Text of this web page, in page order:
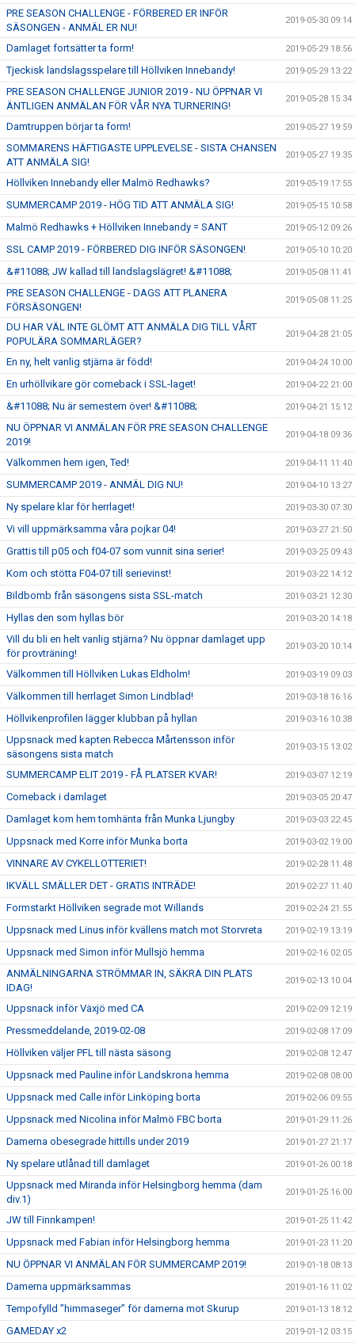
PRE SEASON CHALLENGE - FÖRBERED ER INFÖR
SÄSONGEN - ANMÄL ER NU!
2019-05-30 09:14
Damlaget fortsätter ta form! 2019-05-29 18:56
Tjeckisk landslagsspelare till Höllviken Innebandy! 2019-05-29 13:22
PRE SEASON CHALLENGE JUNIOR 2019 - NU ÖPPNAR VI
ÄNTLIGEN ANMÄLAN FÖR VÅR NYA TURNERING!
2019-05-28 15:34
Damtruppen börjar ta form! 2019-05-27 19:59
SOMMARENS HÄFTIGASTE UPPLEVELSE - SISTA CHANSEN
ATT ANMÄLA SIG!
2019-05-27 19:35
Höllviken Innebandy eller Malmö Redhawks? 2019-05-19 17:55
SUMMERCAMP 2019 - HÖG TID ATT ANMÄLA SIG! 2019-05-15 10:58
Malmö Redhawks + Höllviken Innebandy = SANT 2019-05-12 09:26
SSL CAMP 2019 - FÖRBERED DIG INFÖR SÄSONGEN! 2019-05-10 10:20
&#11088; JW kallad till landslagslägret! &#11088; 2019-05-08 11:41
PRE SEASON CHALLENGE - DAGS ATT PLANERA
FÖRSÄSONGEN!
2019-05-08 11:25
DU HAR VÄL INTE GLÖMT ATT ANMÄLA DIG TILL VÅRT
POPULÄRA SOMMARLÄGER?
2019-04-28 21:05
En ny, helt vanlig stjärna är född! 2019-04-24 10:00
En urhöllvikare gör comeback i SSL-laget! 2019-04-22 21:00
&#11088; Nu är semestern över! &#11088; 2019-04-21 15:12
NU ÖPPNAR VI ANMÄLAN FÖR PRE SEASON CHALLENGE
2019!
2019-04-18 09:36
Välkommen hem igen, Ted! 2019-04-11 11:40
SUMMERCAMP 2019 - ANMÄL DIG NU! 2019-04-10 13:27
Ny spelare klar för herrlaget! 2019-03-30 07:30
Vi vill uppmärksamma våra pojkar 04! 2019-03-27 21:50
Grattis till p05 och f04-07 som vunnit sina serier! 2019-03-25 09:43
Kom och stötta F04-07 till serievinst! 2019-03-22 14:12
Bildbomb från säsongens sista SSL-match 2019-03-21 12:30
Hyllas den som hyllas bör 2019-03-20 14:18
Vill du bli en helt vanlig stjärna? Nu öppnar damlaget upp
för provträning!
2019-03-20 10:14
Välkommen till Höllviken Lukas Eldholm! 2019-03-19 09:03
Välkommen till herrlaget Simon Lindblad! 2019-03-18 16:16
Höllvikenprofilen lägger klubban på hyllan 2019-03-16 10:38
Uppsnack med kapten Rebecca Mårtensson inför
säsongens sista match
2019-03-15 13:02
SUMMERCAMP ELIT 2019 - FÅ PLATSER KVAR! 2019-03-07 12:19
Comeback i damlaget 2019-03-05 20:47
Damlaget kom hem tomhänta från Munka Ljungby 2019-03-03 22:45
Uppsnack med Korre inför Munka borta 2019-03-02 19:00
VINNARE AV CYKELLOTTERIET! 2019-02-28 11:48
IKVÄLL SMÄLLER DET - GRATIS INTRÄDE! 2019-02-27 11:40
Formstarkt Höllviken segrade mot Willands 2019-02-24 21:55
Uppsnack med Linus inför kvällens match mot Storvreta 2019-02-19 13:19
Uppsnack med Simon inför Mullsjö hemma 2019-02-16 02:05
ANMÄLNINGARNA STRÖMMAR IN, SÄKRA DIN PLATS
IDAG!
2019-02-13 10:04
Uppsnack inför Växjö med CA 2019-02-09 12:19
Pressmeddelande, 2019-02-08 2019-02-08 17:09
Höllviken väljer PFL till nästa säsong 2019-02-08 12:47
Uppsnack med Pauline inför Landskrona hemma 2019-02-08 08:00
Uppsnack med Calle inför Linköping borta 2019-02-06 09:55
Uppsnack med Nicolina inför Malmö FBC borta 2019-01-29 11:26
Damerna obesegrade hittills under 2019 2019-01-27 21:17
Ny spelare utlånad till damlaget 2019-01-26 00:18
Uppsnack med Miranda inför Helsingborg hemma (dam
div.1)
2019-01-25 16:00
JW till Finnkampen! 2019-01-25 11:42
Uppsnack med Fabian inför Helsingborg hemma 2019-01-23 11:20
NU ÖPPNAR VI ANMÄLAN FÖR SUMMERCAMP 2019! 2019-01-18 08:13
Damerna uppmärksammas 2019-01-16 11:02
Tempofylld ”himmaseger” för damerna mot Skurup 2019-01-13 18:12
GAMEDAY x2 2019-01-12 03:15